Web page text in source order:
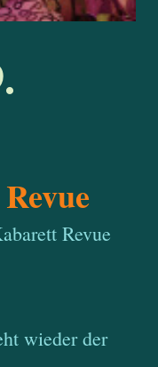
Revue
wieder der